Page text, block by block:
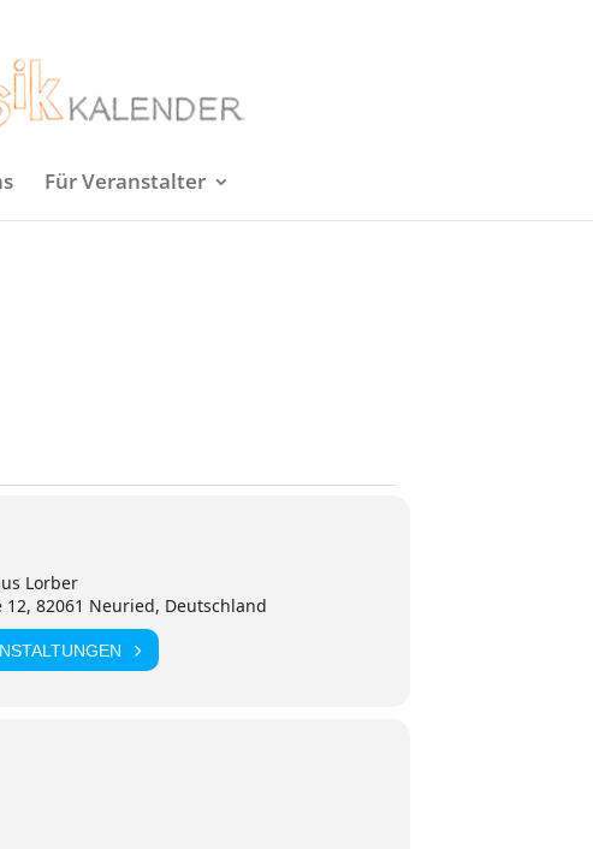
Für Veranstalter
Lorber
82061 Neuried, Deutschland